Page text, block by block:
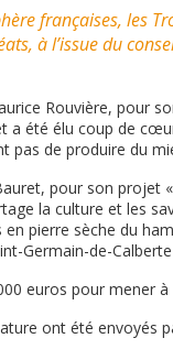
françaises, les
à l’issue du
Rouvière, pour
a été élu coup de
pas de produire du
pour son projet «
la culture et les
pierre sèche du
Germain-de-
euros pour mener
ont été envoyés